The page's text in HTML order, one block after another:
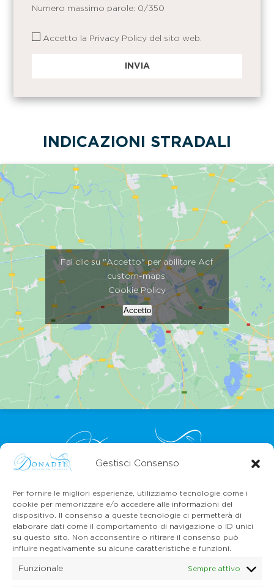
Gestisci Consenso
Per fornire le migliori esperienze, utilizziamo tecnologie come i
cookie per memorizzare e/o accedere alle informazioni del
dispositivo. Il consenso a queste tecnologie ci permetterà di
elaborare dati come il comportamento di navigazione o ID unici
su questo sito. Non acconsentire o ritirare il consenso può
influire negativamente su alcune caratteristiche e funzioni.
Funzionale Sempre attivo
Numero massimo parole: 0/350
Accetto la Privacy Policy del sito web.
INDICAZIONI STRADALI
Fai clic su "Accetto" per abilitare Acf
custom-maps
Cookie Policy
Accetto
CONTATTI
Mail:info@onoranzefunebridonadel.it
Cell.336 200212
Cell.349 3056496